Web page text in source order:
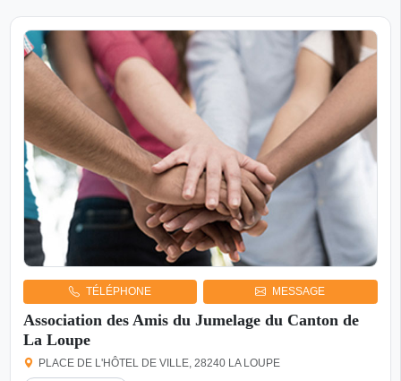
TÉLÉPHONE MESSAGE
Association des Amis du Jumelage du Canton de
La Loupe
PLACE DE L'HÔTEL DE VILLE, 28240 LA LOUPE